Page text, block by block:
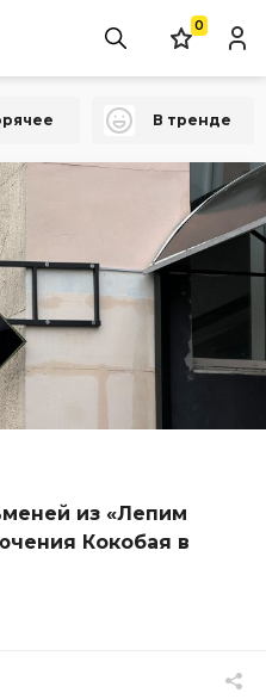
0
В тренде
из «Лепим
Кокобая в